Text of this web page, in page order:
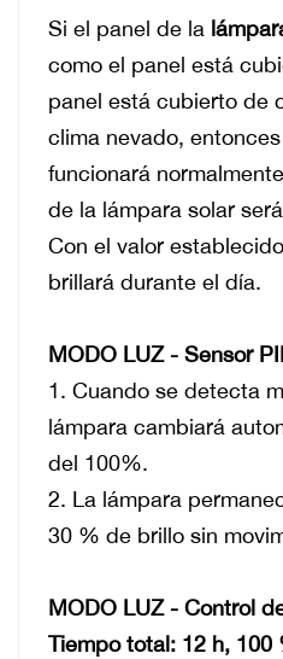
Si el panel de la
como el panel está
panel está cubierto de
clima nevado,
funcionará
de la lámpara solar
Con el valor
brillará durante el día.
MODO LUZ - Sensor
1. Cuando se detecta
lámpara cambiará
del 100%.
2. La lámpara
30 % de brillo sin
MODO LUZ - Control
Tiempo total: 12 h,